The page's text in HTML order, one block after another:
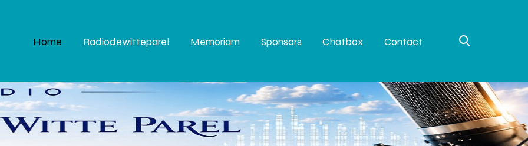
Home Radiodewitteparel Memoriam Sponsors Chatbox Contact